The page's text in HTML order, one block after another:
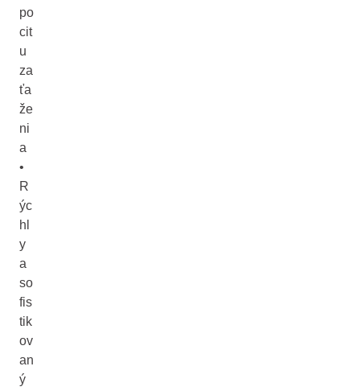
po
cit
u
za
ťa
že
ni
a
•
R
ýc
hl
y
a
so
fis
tik
ov
an
ý